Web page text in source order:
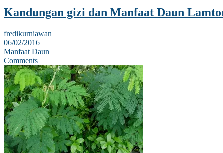
Kandungan gizi dan Manfaat Daun
fredikurniawan
06/02/2016
Manfaat Daun
Comments